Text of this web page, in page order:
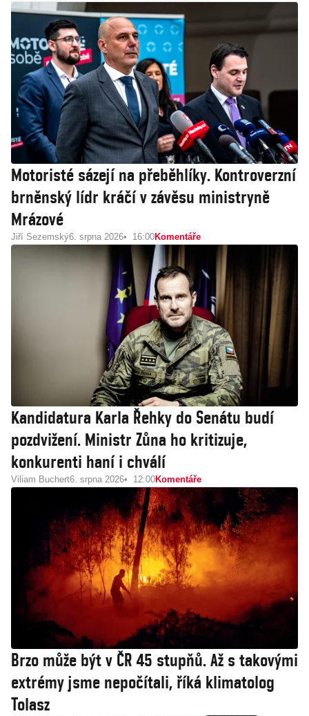
Motoristé sázejí na přeběhlíky. Kontroverzní
brněnský lídr kráčí v závěsu ministryně
Mrázové
Jiří Sezemský6. srpna 2026 16:00Komentáře
Kandidatura Karla Řehky do Senátu budí
pozdvižení. Ministr Zůna ho kritizuje,
konkurenti haní i chválí
Viliam Buchert6. srpna 2026 12:00Komentáře
Brzo může být v ČR 45 stupňů. Až s takovými
extrémy jsme nepočítali, říká klimatolog
Tolasz